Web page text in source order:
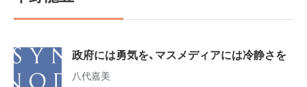
政府には勇気を、マスメディアには冷静さを
八代嘉美